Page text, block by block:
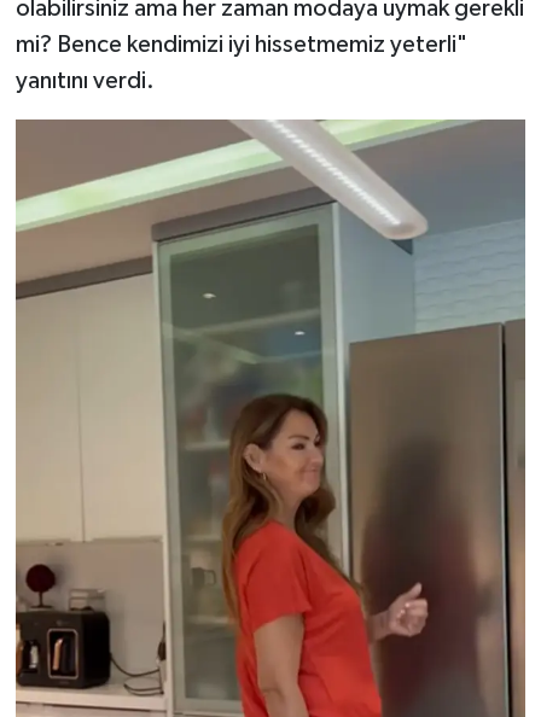
olabilirsiniz ama her zaman modaya uymak gerekli
mi? Bence kendimizi iyi hissetmemiz yeterli"
yanıtını verdi.